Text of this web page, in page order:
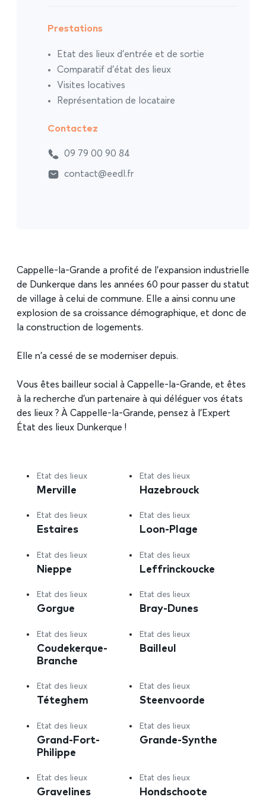
Cappelle-la-Grande a profité de l’expansion industrielle
de Dunkerque dans les années 60 pour passer du statut
de village à celui de commune. Elle a ainsi connu une
explosion de sa croissance démographique, et donc de
la construction de logements.
Elle n’a cessé de se moderniser depuis.
Vous êtes bailleur social à Cappelle-la-Grande, et êtes
à la recherche d’un partenaire à qui déléguer vos états
des lieux ? À Cappelle-la-Grande, pensez à l’Expert
État des lieux Dunkerque !
Etat des lieux
Merville
Etat des lieux
Hazebrouck
Etat des lieux
Estaires
Etat des lieux
Loon-Plage
Etat des lieux
Nieppe
Etat des lieux
Leffrinckoucke
Etat des lieux
Gorgue
Etat des lieux
Bray-Dunes
Etat des lieux
Coudekerque-
Branche
Etat des lieux
Bailleul
Etat des lieux
Téteghem
Etat des lieux
Steenvoorde
Etat des lieux
Grand-Fort-
Philippe
Etat des lieux
Grande-Synthe
Etat des lieux
Gravelines
Etat des lieux
Hondschoote
Prestations
Etat des lieux d’entrée et de sortie
Comparatif d’état des lieux
Visites locatives
Représentation de locataire
Contactez
09 79 00 90 84
contact@eedl.fr